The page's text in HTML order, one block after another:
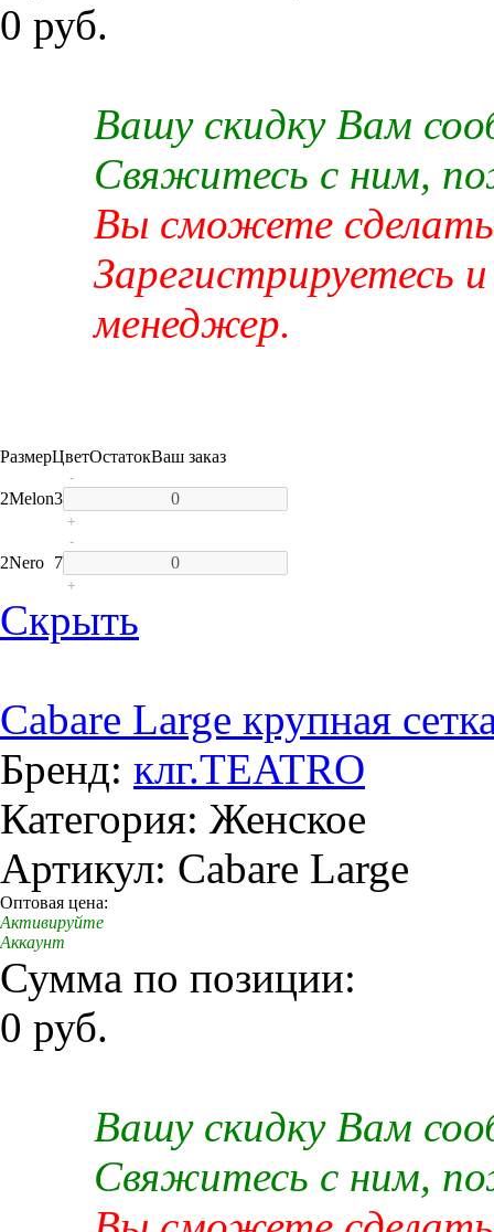
0 руб.
Вашу скидку Вам
Свяжитесь с ним,
Вы сможете сделать
Зарегистрируетесь
менеджер.
РазмерЦветОстатокВаш заказ
2Melon3
-
+
2Nero 7
-
+
Скрыть
Cabare Large крупная
Бренд: клг.TEATRO
Категория: Женское
Артикул: Cabare Large
Оптовая цена:
Активируйте
Аккаунт
Сумма по позиции:
0 руб.
Вашу скидку Вам
Свяжитесь с ним,